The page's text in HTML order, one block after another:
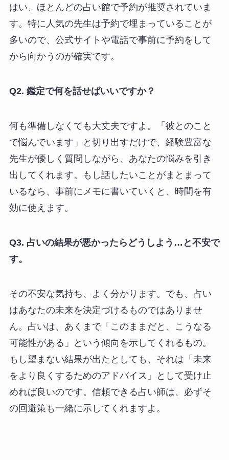
はい、ほとんどの占い館で予約が推奨されていま
す。特に人気の先生は予約で埋まっていることが
多いので、公式サイトや電話で事前に予約をして
から向かうのが確実です。
Q2. 鑑定で何を話せばいいですか？
何も準備しなくても大丈夫ですよ。「彼とのこと
で悩んでいます」と切り出すだけで、経験豊富な
先生が優しく質問しながら、あなたの悩みを引き
出してくれます。もし話したいことがまとまって
いるなら、事前にメモに書いていくと、時間を有
効に使えます。
Q3. 占いの結果が悪かったらどうしよう…と不安で
す。
その不安な気持ち、よく分かります。でも、占い
はあなたの未来を決定づけるものではありませ
ん。占いは、あくまで「このままだと、こうなる
可能性がある」という傾向を示してくれるもの。
もし望まない結果が出たとしても、それは「未来
をより良くするためのアドバイス」として受け止
めれば良いのです。信頼できる占い師は、必ずそ
の回避策も一緒に示してくれますよ。